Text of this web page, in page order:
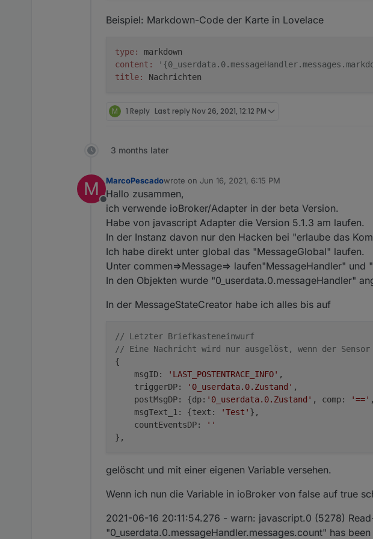
Beispiel: Markdown-Code der Karte in Lovelace
type:
content:
title:
M 1 Reply Last reply Nov 26, 2021, 12:12 PM
3 months later
M
Offline
MarcoPescadowrote on Jun 16, 2021, 6:15 PM
last edited by
Hallo zusammen,
ich verwende ioBroker/Adapter in der beta Version.
Habe von javascript Adapter die Version 5.1.3 am laufen.
In der Instanz davon nur den Hacken bei "erlaube das
Ich habe direkt unter global das "MessageGlobal" laufen.
Unter commen=>Message=> laufen"MessageHandler" und
In den Objekten wurde "0_userdata.0.messageHandler"
In der MessageStateCreator habe ich alles bis auf
// Letzter Briefkasteneinwurf
// Eine Nachricht wird nur ausgelöst, wenn der
{
    msgID:
'LAST_POSTENTRACE_INFO' ,
    triggerDP:
'0_userdata.0.Zustand' ,
    postMsgDP: {dp:
'0_userdata.0.Zustand' , comp: '=='
    msgText_1: {text:
'Test' },
    countEventsDP:
''
gelöscht und mit einer eigenen Variable versehen.
Wenn ich nun die Variable in ioBroker von false auf true
2021-06-16 20:11:54.276 - warn: javascript.0 (5278)
"0_userdata.0.messageHandler.messages.count" has